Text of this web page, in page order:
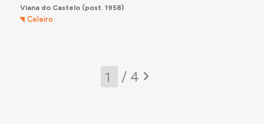
Viana do Castelo(post. 1958)
Celeiro
/ 4